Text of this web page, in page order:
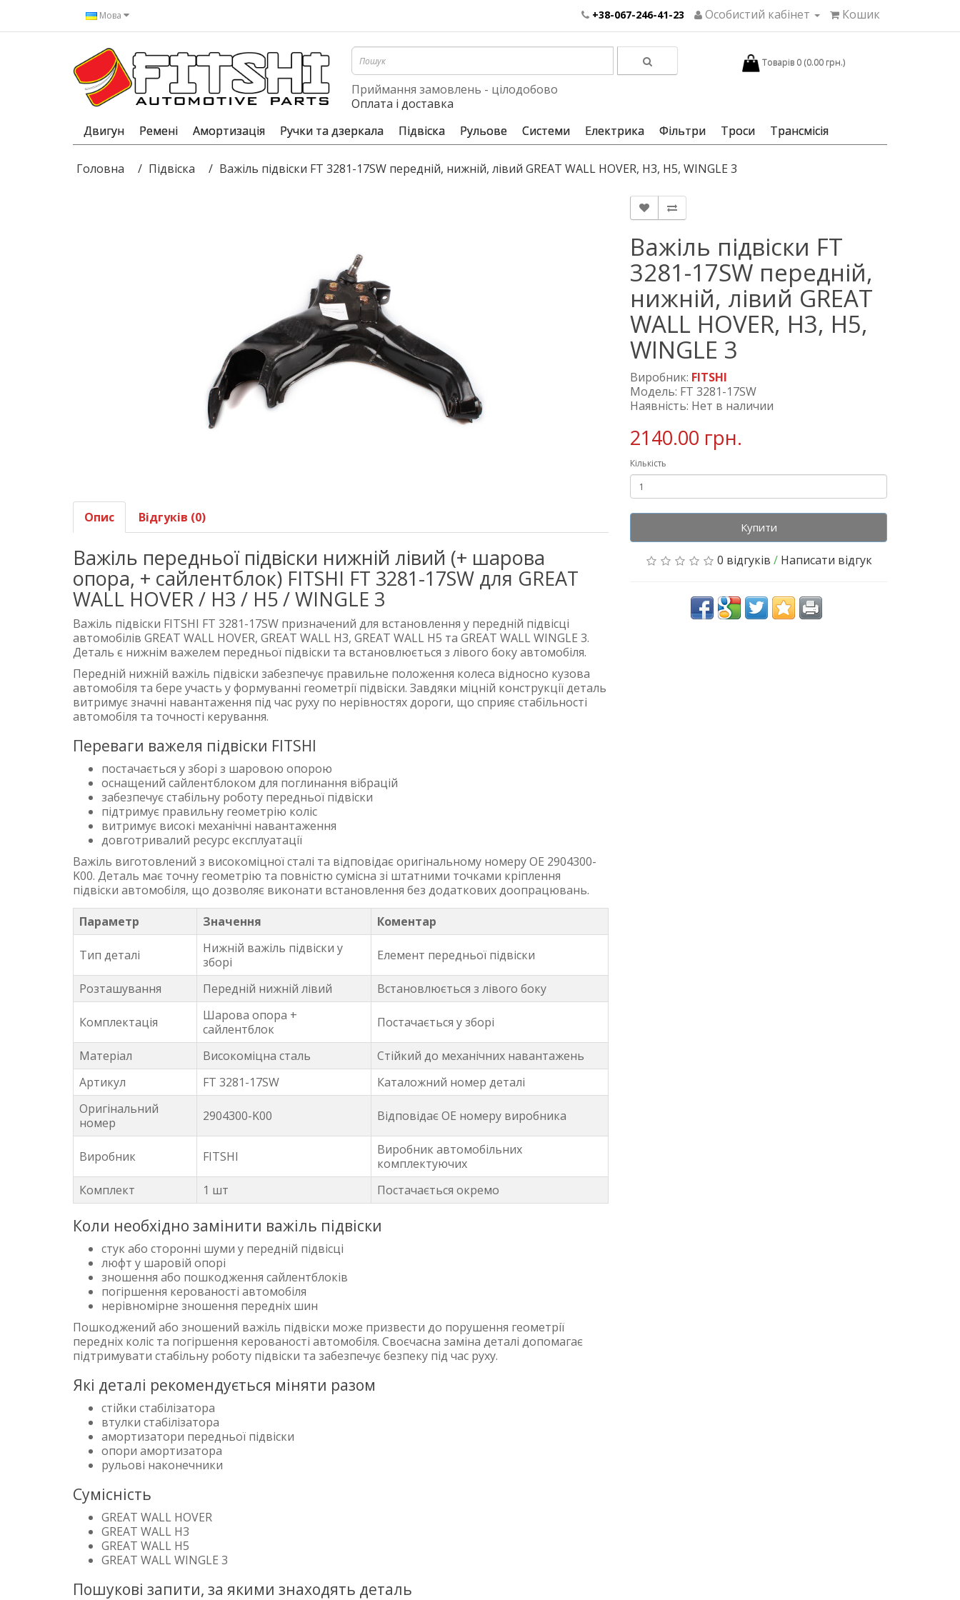
Мова +38-067-246-41-23 Особистий кабінет Кошик
Приймання замовлень - цілодобово
Оплата і доставка
Товарів 0 (0.00 грн.)
Двигун Ремені Амортизація Ручки та дзеркала Підвіска Рульове Системи Електрика Фільтри Троси Трансмісія
Головна Підвіска Важіль підвіски FT 3281-17SW передній, нижній, лівий GREAT WALL HOVER, H3, H5, WINGLE 3
Опис Відгуків (0)
Важіль передньої підвіски нижній лівий (+ шарова
опора, + сайлентблок) FITSHI FT 3281-17SW для GREAT
WALL HOVER / H3 / H5 / WINGLE 3
Важіль підвіски FITSHI FT 3281-17SW призначений для встановлення у передній підвісці
автомобілів GREAT WALL HOVER, GREAT WALL H3, GREAT WALL H5 та GREAT WALL WINGLE 3.
Деталь є нижнім важелем передньої підвіски та встановлюється з лівого боку автомобіля.
Передній нижній важіль підвіски забезпечує правильне положення колеса відносно кузова
автомобіля та бере участь у формуванні геометрії підвіски. Завдяки міцній конструкції деталь
витримує значні навантаження під час руху по нерівностях дороги, що сприяє стабільності
автомобіля та точності керування.
Переваги важеля підвіски FITSHI
постачається у зборі з шаровою опорою
оснащений сайлентблоком для поглинання вібрацій
забезпечує стабільну роботу передньої підвіски
підтримує правильну геометрію коліс
витримує високі механічні навантаження
довготривалий ресурс експлуатації
Важіль виготовлений з високоміцної сталі та відповідає оригінальному номеру OE 2904300-
K00. Деталь має точну геометрію та повністю сумісна зі штатними точками кріплення
підвіски автомобіля, що дозволяє виконати встановлення без додаткових доопрацювань.
Параметр
Значення Коментар
Тип деталі
Нижній важіль підвіски у
зборі
Елемент передньої підвіски
Розташування Передній нижній лівий Встановлюється з лівого боку
Комплектація
Шарова опора +
сайлентблок
Постачається у зборі
Матеріал Високоміцна сталь
Стійкий до механічних навантажень
Артикул
FT 3281-17SW
Каталожний номер деталі
Оригінальний
номер
2904300-K00 Відповідає OE номеру виробника
Виробник FITSHI
Виробник автомобільних
комплектуючих
Комплект
1 шт Постачається окремо
Коли необхідно замінити важіль підвіски
стук або сторонні шуми у передній підвісці
люфт у шаровій опорі
зношення або пошкодження сайлентблоків
погіршення керованості автомобіля
нерівномірне зношення передніх шин
Пошкоджений або зношений важіль підвіски може призвести до порушення геометрії
передніх коліс та погіршення керованості автомобіля. Своєчасна заміна деталі допомагає
підтримувати стабільну роботу підвіски та забезпечує безпеку під час руху.
Які деталі рекомендується міняти разом
стійки стабілізатора
втулки стабілізатора
амортизатори передньої підвіски
опори амортизатора
рульові наконечники
Сумісність
GREAT WALL HOVER
GREAT WALL H3
GREAT WALL H5
GREAT WALL WINGLE 3
Пошукові запити, за якими знаходять деталь
Важіль підвіски FT
3281-17SW передній,
нижній, лівий GREAT
WALL HOVER, H3, H5,
WINGLE 3
Виробник: FITSHI
Модель: FT 3281-17SW
Наявність: Нет в наличии
2140.00 грн.
Кількість
Купити
0 відгуків / Написати відгук